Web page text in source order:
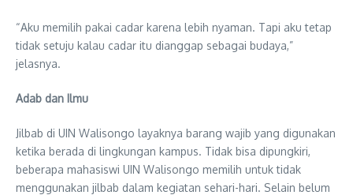
“Aku memilih pakai cadar karena lebih nyaman. Tapi aku tetap
tidak setuju kalau cadar itu dianggap sebagai budaya,”
jelasnya.
Adab dan Ilmu
Jilbab di UIN Walisongo layaknya barang wajib yang digunakan
ketika berada di lingkungan kampus. Tidak bisa dipungkiri,
beberapa mahasiswi UIN Walisongo memilih untuk tidak
menggunakan jilbab dalam kegiatan sehari-hari. Selain belum